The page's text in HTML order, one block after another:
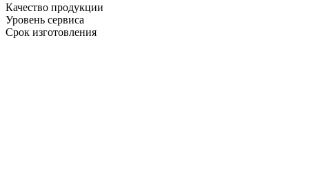
Качество продукции
Уровень сервиса
Срок изготовления